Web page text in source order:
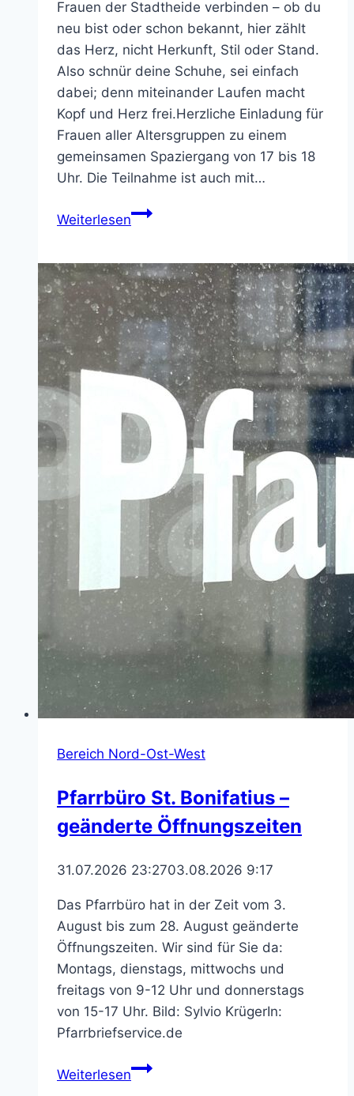
Frauen der Stadtheide verbinden – ob du
neu bist oder schon bekannt, hier zählt
das Herz, nicht Herkunft, Stil oder Stand.
Also schnür deine Schuhe, sei einfach
dabei; denn miteinander Laufen macht
Kopf und Herz frei.Herzliche Einladung für
Frauen aller Altersgruppen zu einem
gemeinsamen Spaziergang von 17 bis 18
Uhr. Die Teilnahme ist auch mit…
WeiterlesenREDEN
–
NEUES
SEHEN
Bereich Nord-Ost-West
Pfarrbüro St. Bonifatius –
geänderte Öffnungszeiten
31.07.2026 23:2703.08.2026 9:17
Das Pfarrbüro hat in der Zeit vom 3.
August bis zum 28. August geänderte
Öffnungszeiten. Wir sind für Sie da:
Montags, dienstags, mittwochs und
freitags von 9-12 Uhr und donnerstags
von 15-17 Uhr. Bild: Sylvio KrügerIn:
Pfarrbriefservice.de
WeiterlesenPfarrbüro